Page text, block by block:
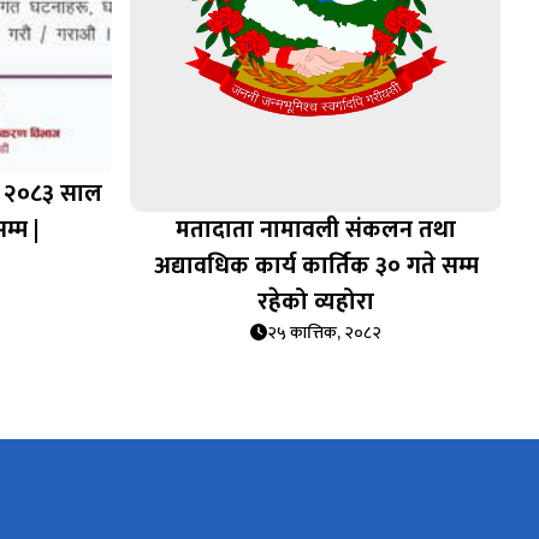
२०८३ साल
|
मतादाता नामावली संकलन तथा
अद्यावधिक कार्य कार्तिक ३० गते सम्म
रहेको व्यहोरा
२५ कात्तिक, २०८२